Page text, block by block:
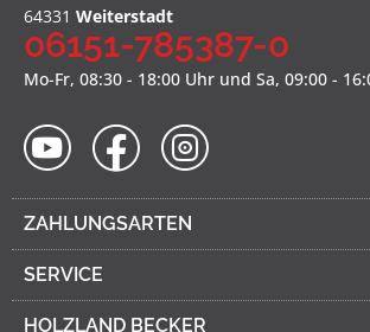
64331 Weiterstadt
06151-785387-0
Mo-Fr, 08:30 - 18:00 Uhr und Sa, 09:00 -
ZAHLUNGSARTEN
SERVICE
HOLZLAND BECKER